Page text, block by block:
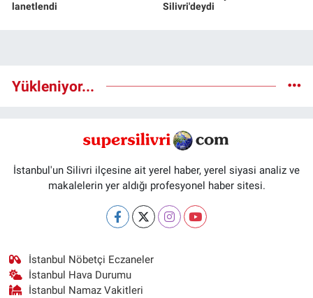
lanetlendi
Silivri'deydi
Yükleniyor...
İstanbul'un Silivri ilçesine ait yerel haber, yerel siyasi analiz ve
makalelerin yer aldığı profesyonel haber sitesi.
İstanbul Nöbetçi Eczaneler
İstanbul Hava Durumu
İstanbul Namaz Vakitleri